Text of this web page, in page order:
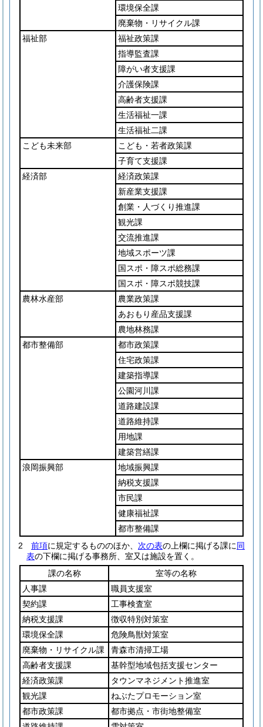
環境保全課
廃棄物・リサイクル課
福祉部
福祉政策課
指導監査課
障がい者支援課
介護保険課
高齢者支援課
生活福祉一課
生活福祉二課
こども未来部
こども・若者政策課
子育て支援課
経済部
経済政策課
新産業支援課
創業・人づくり推進課
観光課
交流推進課
地域スポーツ課
国スポ・障スポ総務課
国スポ・障スポ競技課
農林水産部
農業政策課
あおもり産品支援課
農地林務課
都市整備部
都市政策課
住宅政策課
建築指導課
公園河川課
道路建設課
道路維持課
用地課
建築営繕課
浪岡振興部
地域振興課
納税支援課
市民課
健康福祉課
都市整備課
2
前項に規定するもののほか、 次の表の上欄に掲げる課に同
表の下欄に掲げる事務所、室又は施設を置く。
課の名称
室等の名称
人事課
職員支援室
契約課
工事検査室
納税支援課
徴収特別対策室
環境保全課
危険鳥獣対策室
廃棄物・リサイクル課
青森市清掃工場
高齢者支援課
基幹型地域包括支援センター
経済政策課
タウンマネジメント推進室
観光課
ねぶたプロモーション室
都市政策課
都市拠点・市街地整備室